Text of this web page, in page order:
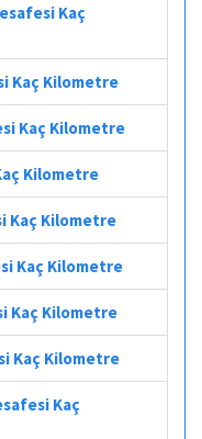
Kaç
Kaç Kilometre
Kaç Kilometre
Kilometre
Kaç Kilometre
Kaç Kilometre
Kaç Kilometre
Kaç Kilometre
Kaç